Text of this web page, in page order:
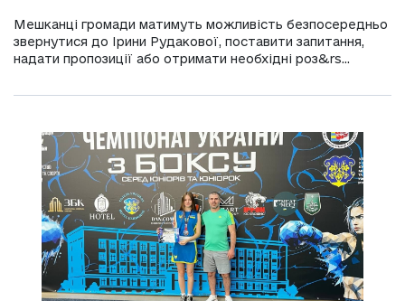
Мешканці громади матимуть можливість безпосередньо
звернутися до Ірини Рудакової, поставити запитання,
надати пропозиції або отримати необхідні роз&rs...